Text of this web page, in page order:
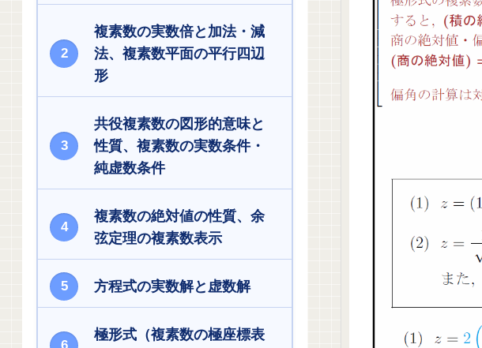
複素数の実数倍と加法・減
法、複素数平面の平行四辺
形
共役複素数の図形的意味と
性質、複素数の実数条件・
純虚数条件
複素数の絶対値の性質、余
弦定理の複素数表示
方程式の実数解と虚数解
極形式（複素数の極座標表